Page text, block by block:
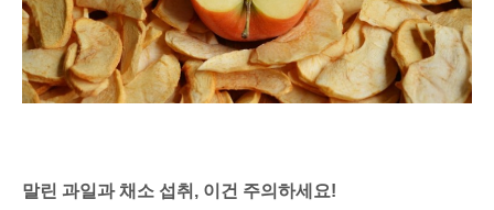
말린 과일과 채소 섭취, 이건 주의하세요!